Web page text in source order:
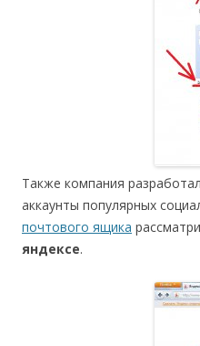
Также компания
аккаунты популярных
почтового ящика
яндексе.